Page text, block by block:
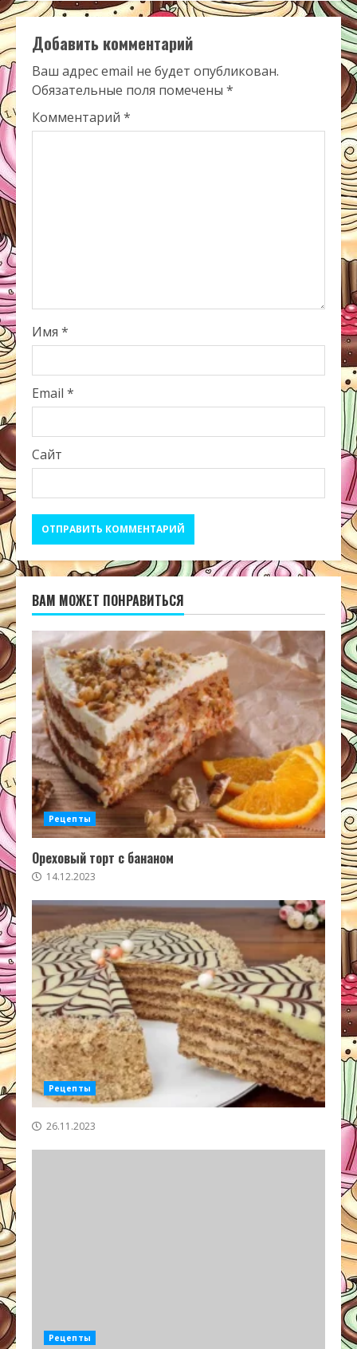
Добавить комментарий
Ваш адрес email не будет опубликован.
Обязательные поля помечены *
Комментарий *
Имя *
Email *
Сайт
ВАМ МОЖЕТ ПОНРАВИТЬСЯ
Рецепты
Ореховый торт с бананом
14.12.2023
Рецепты
26.11.2023
Рецепты